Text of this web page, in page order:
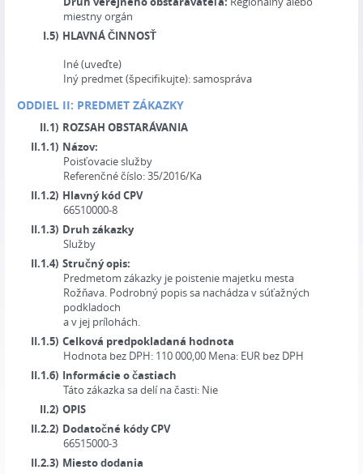
miestny orgán
I.5) HLAVNÁ ČINNOSŤ
Iné (uveďte)
Iný predmet (špecifikujte):samospráva
ODDIEL II: PREDMET ZÁKAZKY
II.1) ROZSAH OBSTARÁVANIA
II.1.1) Názov:
Poisťovacie služby
Referenčné číslo:35/2016/Ka
II.1.2) Hlavný kód CPV
66510000-8
II.1.3) Druh zákazky
Služby
II.1.4) Stručný opis:
Predmetom zákazky je poistenie majetku mesta
Rožňava. Podrobný popis sa nachádza v súťažných
podkladoch
a v jej prílohách.
II.1.5) Celková predpokladaná hodnota
Hodnota bez DPH: 110 000,00 Mena: EUR bez DPH
II.1.6) Informácie o častiach
Táto zákazka sa delí na časti: Nie
II.2) OPIS
II.2.2) Dodatočné kódy CPV
66515000-3
II.2.3) Miesto dodania